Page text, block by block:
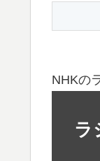
NHKの
ラ